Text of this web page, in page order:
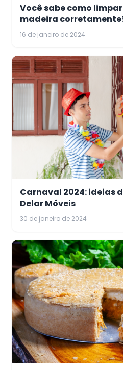
Você sabe como
madeira
Delar!
16 de janeiro de 2024
Carnaval 2024: ideias
Delar Móveis
30 de janeiro de 2024